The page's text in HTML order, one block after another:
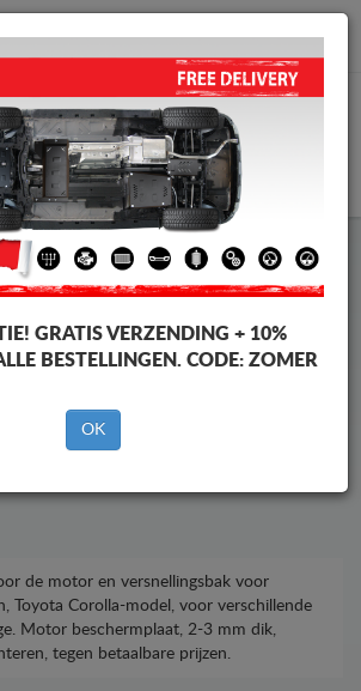
info@motorbeschermplaat.com
Onder Auto
de motor en versnellingsbak voor
Toyota Corolla-model, voor verschillende
Motor beschermplaat, 2-3 mm dik,
tegen betaalbare prijzen.
GRATIS VERZENDING + 10%
BESTELLINGEN. CODE: ZOMER
OK